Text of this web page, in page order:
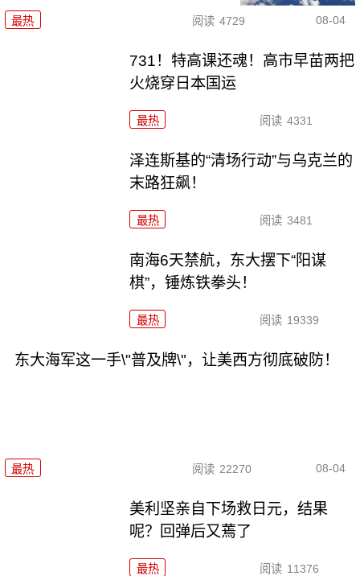
最热 阅读 4729 08-04
731！特高课还魂！高市早苗两把
火烧穿日本国运
最热 阅读 4331
泽连斯基的“清场行动”与乌克兰的
末路狂飙！
最热 阅读 3481
南海6天禁航，东大摆下“阳谋
棋”，锤炼铁拳头！
最热 阅读 19339
东大海军这一手\"普及牌\"，让美西方彻底破防！
最热 阅读 22270 08-04
美利坚亲自下场救日元，结果
呢？回弹后又蔫了
最热 阅读 11376